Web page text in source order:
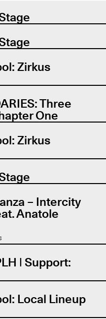
Zirkus
Three
One
Zirkus
– Intercity
Anatole
| Support:
Local Lineup